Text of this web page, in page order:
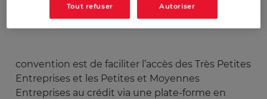
convention est de faciliter l’accès des Très Petites
Entreprises et les Petites et Moyennes
Entreprises au crédit via une plate-forme en
Tout refuser Autoriser